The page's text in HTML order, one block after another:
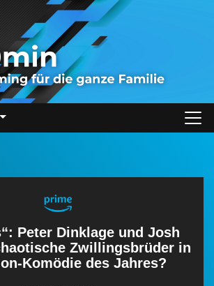
Peter Dinklage und Josh
Zwillingsbrüder in
Komödie des Jahres?